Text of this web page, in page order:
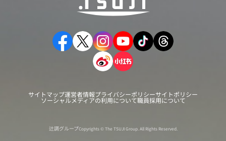
サイトマップ運営者情報プライバシーポリシーサイトポリシー
ソーシャルメディアの利用について職員採用について
辻調グループCopyrights © The TSUJI Group. All Rights Reserved.